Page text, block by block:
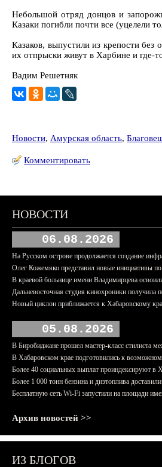
Небольшой отряд донцов и
Казаки погибли почти все (уцелели
Казаков, выпустили из крепости
их отпрыски живут в Харбине и где-
Вадим Решетняк
Новости, Амурская область,
Комментировать
НОВОСТИ
06.08.2026
На Русском острове продолжается создание
Олег Кожемяко представил новые инициативы
В краевой больнице имени Владимирцева
Дальневосточная студия кинохроники
Новый циклон приближается к Хабаровскому
05.08.2026
В Биробиджане прошел мастер-класс стилиста
В Хабаровском крае подготовились к
Более 40 социальных выплат проиндексируют в
Более 1 000 тонн бензина и дизтоплива
Бесплатную сеть Wi-Fi запустили на площади
Архив новостей >>
ИЗ БЛОГОВ